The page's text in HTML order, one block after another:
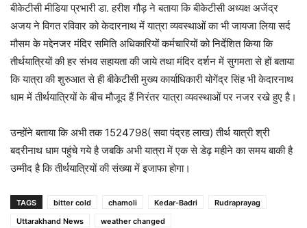
बीकेटीसी मीडिया प्रभारी डा. हरीश गौड़ ने बताया कि बीकेटीसी अध्यक्ष अजेंद्र
अजय ने विगत रविवार को केदारनाथ में यात्रा व्यवस्थाओं का भी जायजा लिया सर्द
मौसम के मद्देनजर मंदिर समिति अधिकारियों कर्मचारियों को निर्देशित किया कि
तीर्थयात्रियों की हर संभव सहायता की जाये तथा मंदिर दर्शन में सुगमता से हों बताया
कि यात्रा की शुरुआत से ही बीकेटीसी मुख्य कार्याधिकारी योगेंद्र सिंह भी केदारनाथ
धाम में तीर्थयात्रियों के बीच मौजूद हैं निरंतर यात्रा व्यवस्थाओं पर नजर रखे हुए है‌।
उन्होंने बताया कि अभी तक 1524798( सवा पंद्रह लाख) तीर्थ यात्री श्री
बदरीनाथ धाम पहुंचे गये है जबकि अभी यात्रा में एक से डेढ़ महीने का समय बाकी है
उम्मीद है कि तीर्थयात्रियों की संख्या में इजाफा होगा।
TAGS bitter cold chamoli Kedar-Badri
Rudraprayag
Uttarakhand News
weather changed